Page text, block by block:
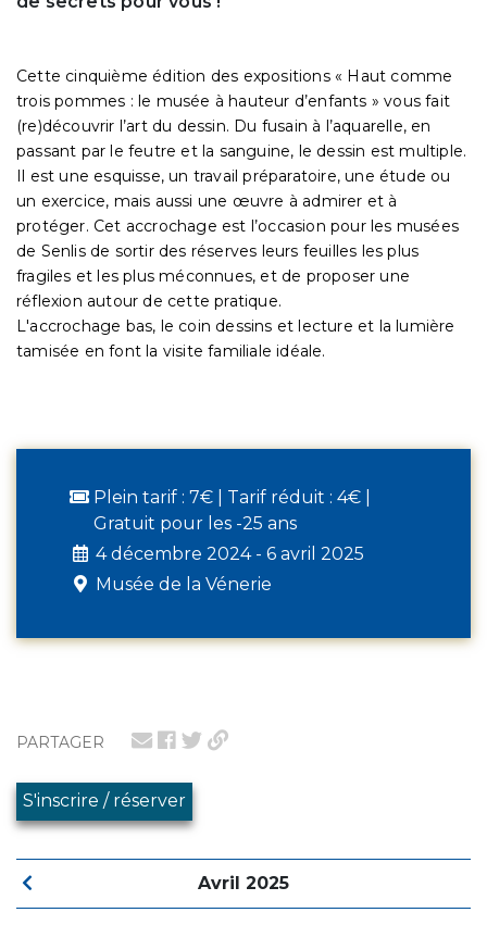
PARTAGER
S'inscrire / réserver
Avril 2025
Cette cinquième édition des expositions « Haut comme
trois pommes : le musée à hauteur d’enfants » vous fait
(re)découvrir l’art du dessin. Du fusain à l’aquarelle, en
passant par le feutre et la sanguine, le dessin est multiple.
Il est une esquisse, un travail préparatoire, une étude ou
un exercice, mais aussi une œuvre à admirer et à
protéger. Cet accrochage est l’occasion pour les musées
de Senlis de sortir des réserves leurs feuilles les plus
fragiles et les plus méconnues, et de proposer une
réflexion autour de cette pratique.
L'accrochage bas, le coin dessins et lecture et la lumière
tamisée en font la visite familiale idéale.
Plein tarif : 7€ | Tarif réduit : 4€ |
Gratuit pour les -25 ans
4 décembre 2024 - 6 avril 2025
Musée de la Vénerie